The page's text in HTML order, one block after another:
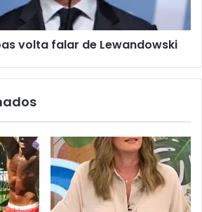
volta falar de Lewandowski